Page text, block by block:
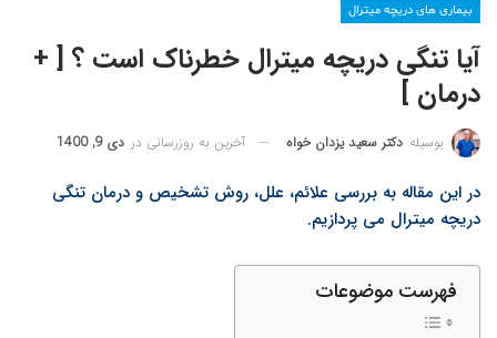
بیماری های دریچه میترال
آیا تنگی دریچه میترال خطرناک است ؟ [ +
درمان ]
بوسیله دکتر سعید یزدان خواه آخرین به روزرسانی در دی 9, 1400
در این مقاله به بررسی علائم، علل، روش تشخیص و درمان تنگی
دریچه میترال می پردازیم.
فهرست موضوعات